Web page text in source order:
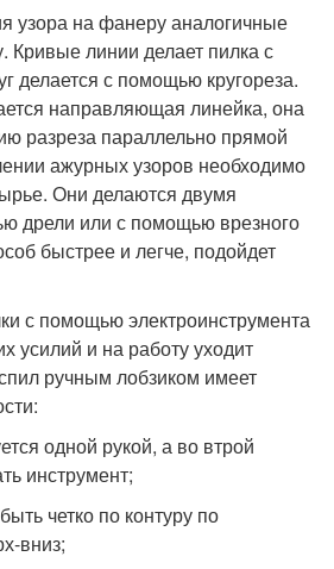
узора на фанеру аналогичные
Кривые линии делает пилка с
делается с помощью кругореза.
направляющая линейка, она
разреза параллельно прямой
ажурных узоров необходимо
Они делаются двумя
дрели или с помощью врезного
быстрее и легче, подойдет
с помощью электроинструмента
усилий и на работу уходит
ручным лобзиком имеет
одной рукой, а во втрой
инструмент;
четко по контуру по
вниз;